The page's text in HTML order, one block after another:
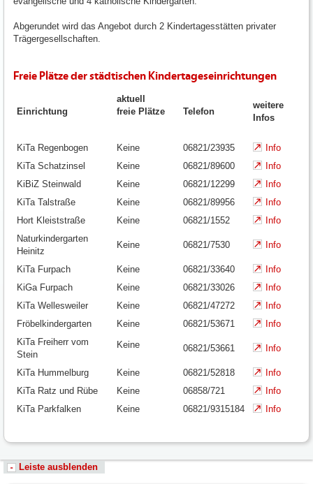
Abgerundet wird das Angebot durch 2 Kindertagesstätten privater
Trägergesellschaften.
Freie Plätze der städtischen Kindertageseinrichtungen
Einrichtung
aktuell
freie Plätze
Telefon
weitere
Infos
KiTa Regenbogen Keine 06821/23935
Info
KiTa Schatzinsel
Keine 06821/89600
Info
KiBiZ Steinwald
Keine 06821/12299
Info
KiTa Talstraße
Keine 06821/89956
Info
Hort Kleiststraße
Keine 06821/1552
Info
Naturkindergarten
Heinitz
Keine 06821/7530 Info
KiTa Furpach Keine 06821/33640
Info
KiGa Furpach
Keine 06821/33026
Info
KiTa Wellesweiler
Keine 06821/47272
Info
Fröbelkindergarten
Keine 06821/53671
Info
KiTa Freiherr vom
Stein
Keine 06821/53661 Info
KiTa Hummelburg Keine 06821/52818
Info
KiTa Ratz und Rübe
Keine 06858/721
Info
KiTa Parkfalken
Keine 06821/9315184 Info
Leiste ausblenden